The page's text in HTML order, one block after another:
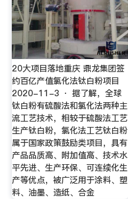
20大项目落地重庆 鼎龙集团签
约百亿产值氯化法钛白粉项目
2020-11-3 · 据了解，全球
钛白粉有硫酸法和氯化法两种主
流工艺技术，相较于硫酸法工艺
生产钛白粉，氯化法工艺钛白粉
属于国家政策鼓励类项目，具有
产品品质高、附加值高、技术水
平先进、生产环保、可连续化生
产等优点，被广泛用于涂料、塑
料、油墨、造纸、合金